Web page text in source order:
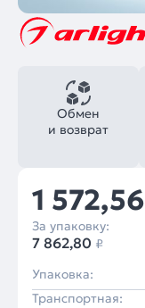
Обмен
и возврат
1 572,56
За упаковку:
7 862,80 ₽
Упаковка:
Транспортная: